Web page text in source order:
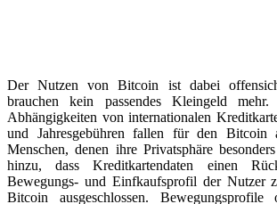
Der Nutzen von Bitcoin ist dabei
brauchen kein passendes Kleingeld mehr.
Abhängigkeiten von internationalen
und Jahresgebühren fallen für den
Menschen, denen ihre Privatsphäre
hinzu, dass Kreditkartendaten einen
Bewegungs- und Einfkaufsprofil der Nutzer
Bitcoin ausgeschlossen.